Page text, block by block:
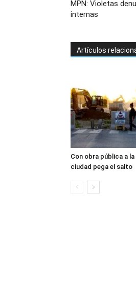
MPN: Violetas
internas
Artículos
Con obra pública a la
ciudad pega el salto